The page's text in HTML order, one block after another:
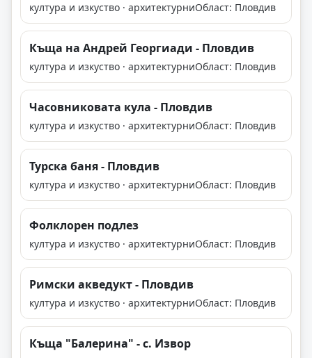
култура и изкуство · архитектурниОбласт: Пловдив
Къща на Андрей Георгиади - Пловдив
култура и изкуство · архитектурниОбласт: Пловдив
Часовниковата кула - Пловдив
култура и изкуство · архитектурниОбласт: Пловдив
Турска баня - Пловдив
култура и изкуство · архитектурниОбласт: Пловдив
Фолклорен подлез
култура и изкуство · архитектурниОбласт: Пловдив
Римски акведукт - Пловдив
култура и изкуство · архитектурниОбласт: Пловдив
Къща "Балерина" - с. Извор